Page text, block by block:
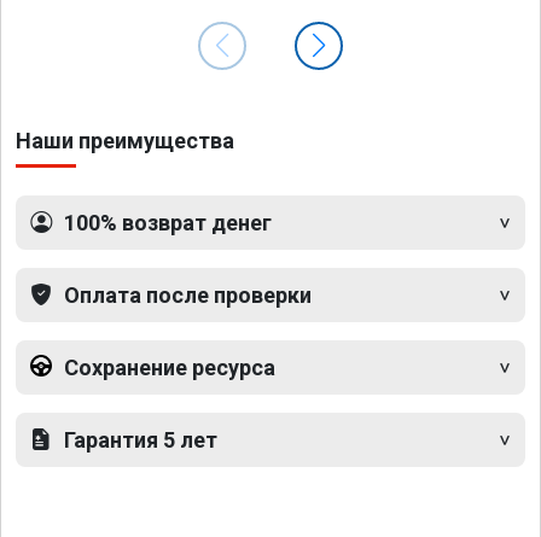
Наши преимущества
100% возврат денег
Оплата после проверки
Сохранение ресурса
Гарантия 5 лет